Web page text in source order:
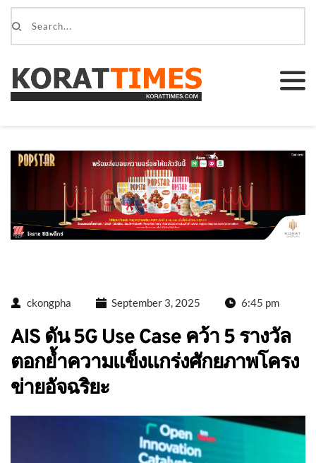
ckongpha September 3, 2025 6:45 pm
AIS ดัน 5G Use Case คว้า 5 รางวัล
ตอกย้ำความแข็งแกร่งศักยภาพโครง
ข่ายอัจฉริยะ